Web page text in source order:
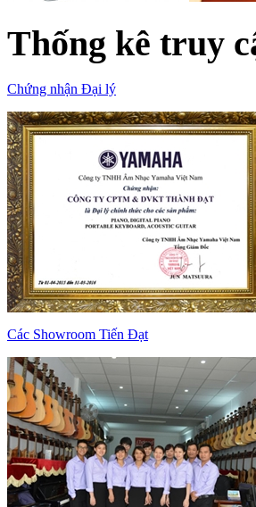
Thống kê truy
Chứng nhận Đại lý
Các Showroom Tiến Đạt